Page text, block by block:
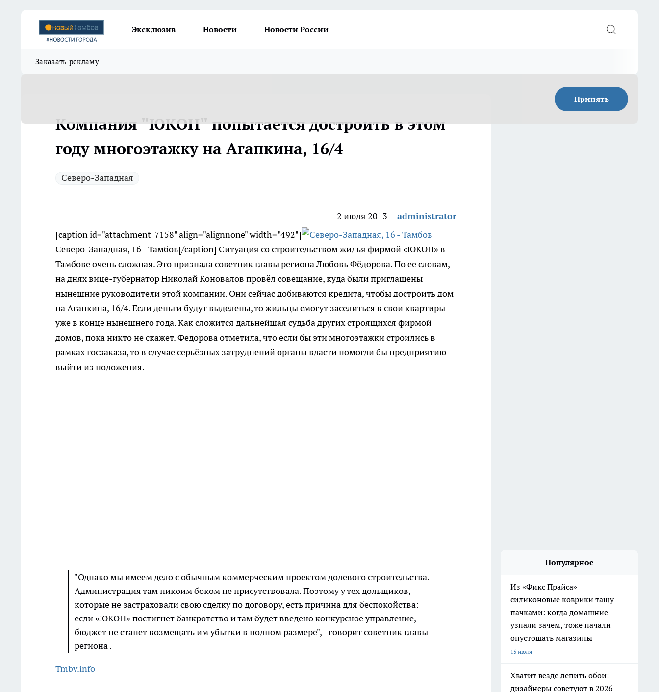
Эксклюзив Новости Новости России
Заказать рекламу
Принять
Компания "ЮКОН" попытается достроить в этом
году многоэтажку на Агапкина, 16/4
Северо-Западная
2 июля 2013
administrator
[caption id="attachment_7158" align="alignnone" width="492"]
Северо-Западная, 16 - Тамбов[/caption] Ситуация со строительством жилья фирмой «ЮКОН» в
Тамбове очень сложная. Это признала советник главы региона Любовь Фёдорова. По ее словам,
на днях вице-губернатор Николай Коновалов провёл совещание, куда были приглашены
нынешние руководители этой компании. Они сейчас добиваются кредита, чтобы достроить дом
на Агапкина, 16/4. Если деньги будут выделены, то жильцы смогут заселиться в свои квартиры
уже в конце нынешнего года. Как сложится дальнейшая судьба других строящихся фирмой
домов, пока никто не скажет. Федорова отметила, что если бы эти многоэтажки строились в
рамках госзаказа, то в случае серьёзных затруднений органы власти помогли бы предприятию
выйти из положения.
"Однако мы имеем дело с обычным коммерческим проектом долевого строительства.
Администрация там никоим боком не присутствовала. Поэтому у тех дольщиков,
которые не застраховали свою сделку по договору, есть причина для беспокойства:
если «ЮКОН» постигнет банкротство и там будет введено конкурсное управление,
бюджет не станет возмещать им убытки в полном размере", - говорит советник главы
региона .
Tmbv.info
Популярное
Из «Фикс Прайса»
силиконовые коврики тащу
пачками: когда домашние
узнали зачем, тоже начали
опустошать магазины
15 июля
Хватит везде лепить обои:
дизайнеры советуют в 2026